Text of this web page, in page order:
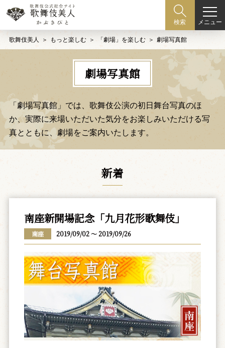
検索 メニュー
歌舞伎美人 もっと楽しむ 「劇場」を楽しむ 劇場写真館
劇場写真館
「劇場写真館」では、歌舞伎公演の初日舞台写真のほ
か、実際に来場いただいた気分をお楽しみいただける写
真とともに、劇場をご案内いたします。
新着
南座新開場記念「九月花形歌舞伎」
南座 2019/09/02 ～ 2019/09/26